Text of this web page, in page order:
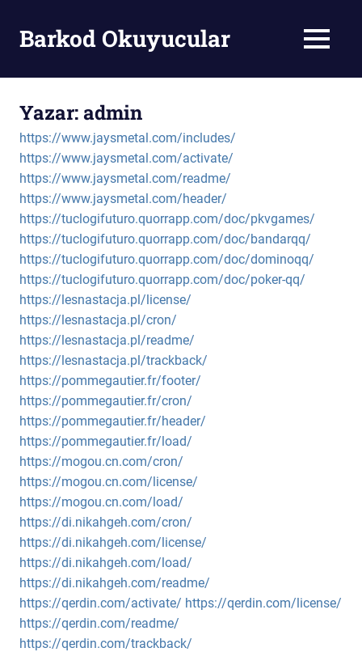
contentBarkod Okuyucular MENU
Yazar:admin
https://www.jaysmetal.com/includes/
https://www.jaysmetal.com/activate/
https://www.jaysmetal.com/readme/
https://www.jaysmetal.com/header/
https://tuclogifuturo.quorrapp.com/doc/pkvgames/
https://tuclogifuturo.quorrapp.com/doc/bandarqq/
https://tuclogifuturo.quorrapp.com/doc/dominoqq/
https://tuclogifuturo.quorrapp.com/doc/poker-qq/
https://lesnastacja.pl/license/
https://lesnastacja.pl/cron/
https://lesnastacja.pl/readme/
https://lesnastacja.pl/trackback/
https://pommegautier.fr/footer/
https://pommegautier.fr/cron/
https://pommegautier.fr/header/
https://pommegautier.fr/load/
https://mogou.cn.com/cron/
https://mogou.cn.com/license/
https://mogou.cn.com/load/
https://di.nikahgeh.com/cron/
https://di.nikahgeh.com/license/
https://di.nikahgeh.com/load/
https://di.nikahgeh.com/readme/
https://qerdin.com/activate/ https://qerdin.com/license/
https://qerdin.com/readme/
https://qerdin.com/trackback/